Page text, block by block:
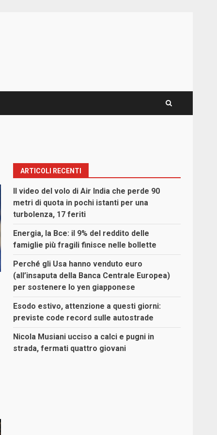
ARTICOLI RECENTI
Il video del volo di Air India che perde 90
metri di quota in pochi istanti per una
turbolenza, 17 feriti
Energia, la Bce: il 9% del reddito delle
famiglie più fragili finisce nelle bollette
Perché gli Usa hanno venduto euro
(all’insaputa della Banca Centrale Europea)
per sostenere lo yen giapponese
Esodo estivo, attenzione a questi giorni:
previste code record sulle autostrade
Nicola Musiani ucciso a calci e pugni in
strada, fermati quattro giovani